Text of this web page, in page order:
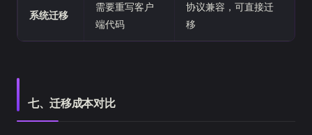
系统迁移
需要重写客户
端代码
协议兼容，可直接迁
移
七、迁移成本对比